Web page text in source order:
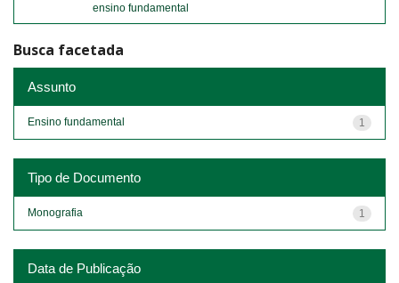
ensino fundamental
Busca facetada
Assunto
1
Ensino fundamental
Tipo de Documento
1
Monografia
Data de Publicação